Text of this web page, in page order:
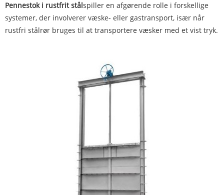
Pennestok i rustfrit stålspiller en afgørende rolle i forskellige
systemer, der involverer væske- eller gastransport, især når
rustfri stålrør bruges til at transportere væsker med et vist tryk.